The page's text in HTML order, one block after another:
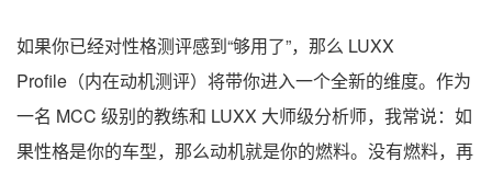
如果你已经对性格测评感到“够用了”，那么 LUXX
Profile（内在动机测评）将带你进入一个全新的维度。作为
一名 MCC 级别的教练和 LUXX 大师级分析师，我常说：如
果性格是你的车型，那么动机就是你的燃料。没有燃料，再